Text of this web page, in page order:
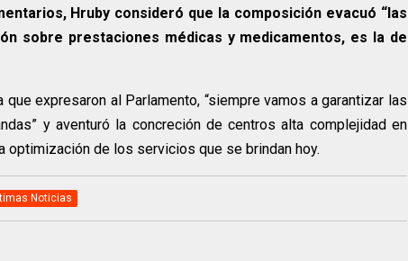
Hruby consideró que la composición evacuó “las
sobre prestaciones médicas y medicamentos, es la de
que expresaron al Parlamento, “siempre vamos a garantizar las
y aventuró la concreción de centros alta complejidad en
optimización de los servicios que se brindan hoy.
Noticias